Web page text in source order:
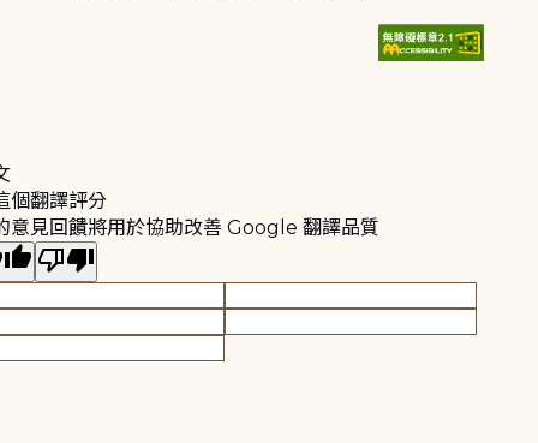
個翻譯評分
意見回饋將用於協助改善 Google 翻譯品質